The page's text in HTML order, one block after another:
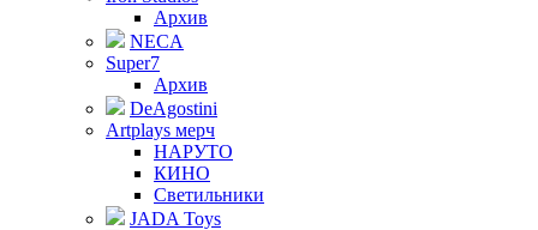
Архив
NECA
Super7
Архив
DeAgostini
Artplays мерч
НАРУТО
КИНО
Светильники
JADA Toys